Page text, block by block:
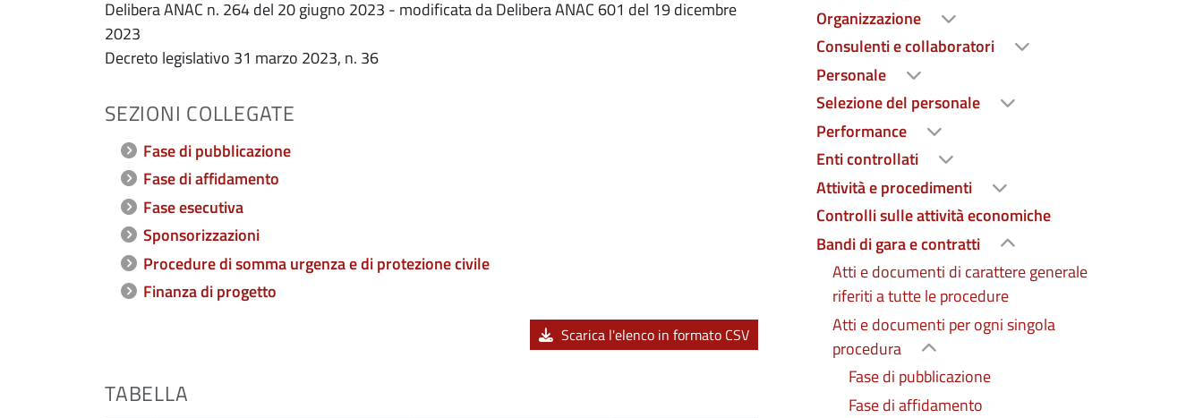
Delibera ANAC n. 264 del 20 giugno 2023 - modificata da Delibera ANAC 601 del 19 dicembre
2023
Decreto legislativo 31 marzo 2023, n. 36
SEZIONI COLLEGATE
Fase di pubblicazione
Fase di affidamento
Fase esecutiva
Sponsorizzazioni
Procedure di somma urgenza e di protezione civile
Finanza di progetto
Scarica l'elenco in formato CSV
TABELLA
Organizzazione
Consulenti e collaboratori
Personale
Selezione del personale
Performance
Enti controllati
Attività e procedimenti
Controlli sulle attività economiche
Bandi di gara e contratti
Atti e documenti di carattere generale
riferiti a tutte le procedure
Atti e documenti per ogni singola
procedura
Fase di pubblicazione
Fase di affidamento